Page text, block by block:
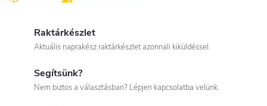
Raktárkészlet
Aktuális naprakész raktárkészlet azonnali kiküldéssel.
Segítsünk?
Nem biztos a választásban? Lépjen kapcsolatba velünk.